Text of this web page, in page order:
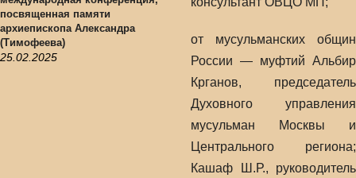
посвященная памяти
архиепископа Александра
(Тимофеева)
25.02.2025
от мусульманских общин
России — муфтий Альбир
Крганов, председатель
Духовного управления
мусульман Москвы и
Центрального региона;
Кашаф Ш.Р., руководитель